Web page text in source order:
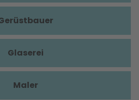
Glaserei
Maler